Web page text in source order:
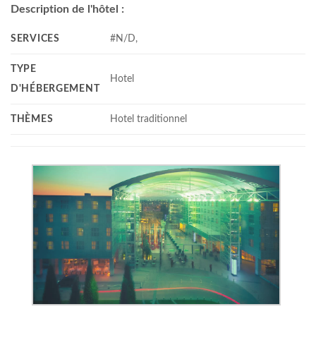
Description de l'hôtel :
SERVICES #N/D,
TYPE
D'HÉBERGEMENT
Hotel
THÈMES Hotel traditionnel